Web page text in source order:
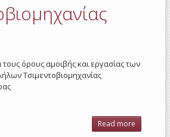
τους όρους αμοιβής και εργασίας των
Τσιμεντοβιομηχανίας
Read more